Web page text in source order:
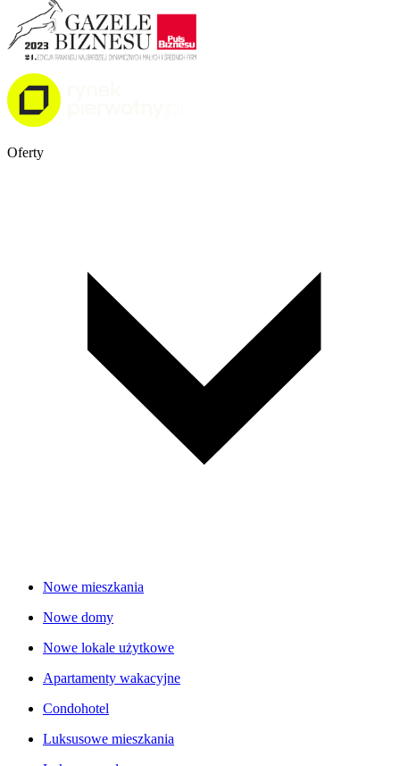
Oferty
Nowe mieszkania
Nowe domy
Nowe lokale użytkowe
Apartamenty wakacyjne
Condohotel
Luksusowe mieszkania